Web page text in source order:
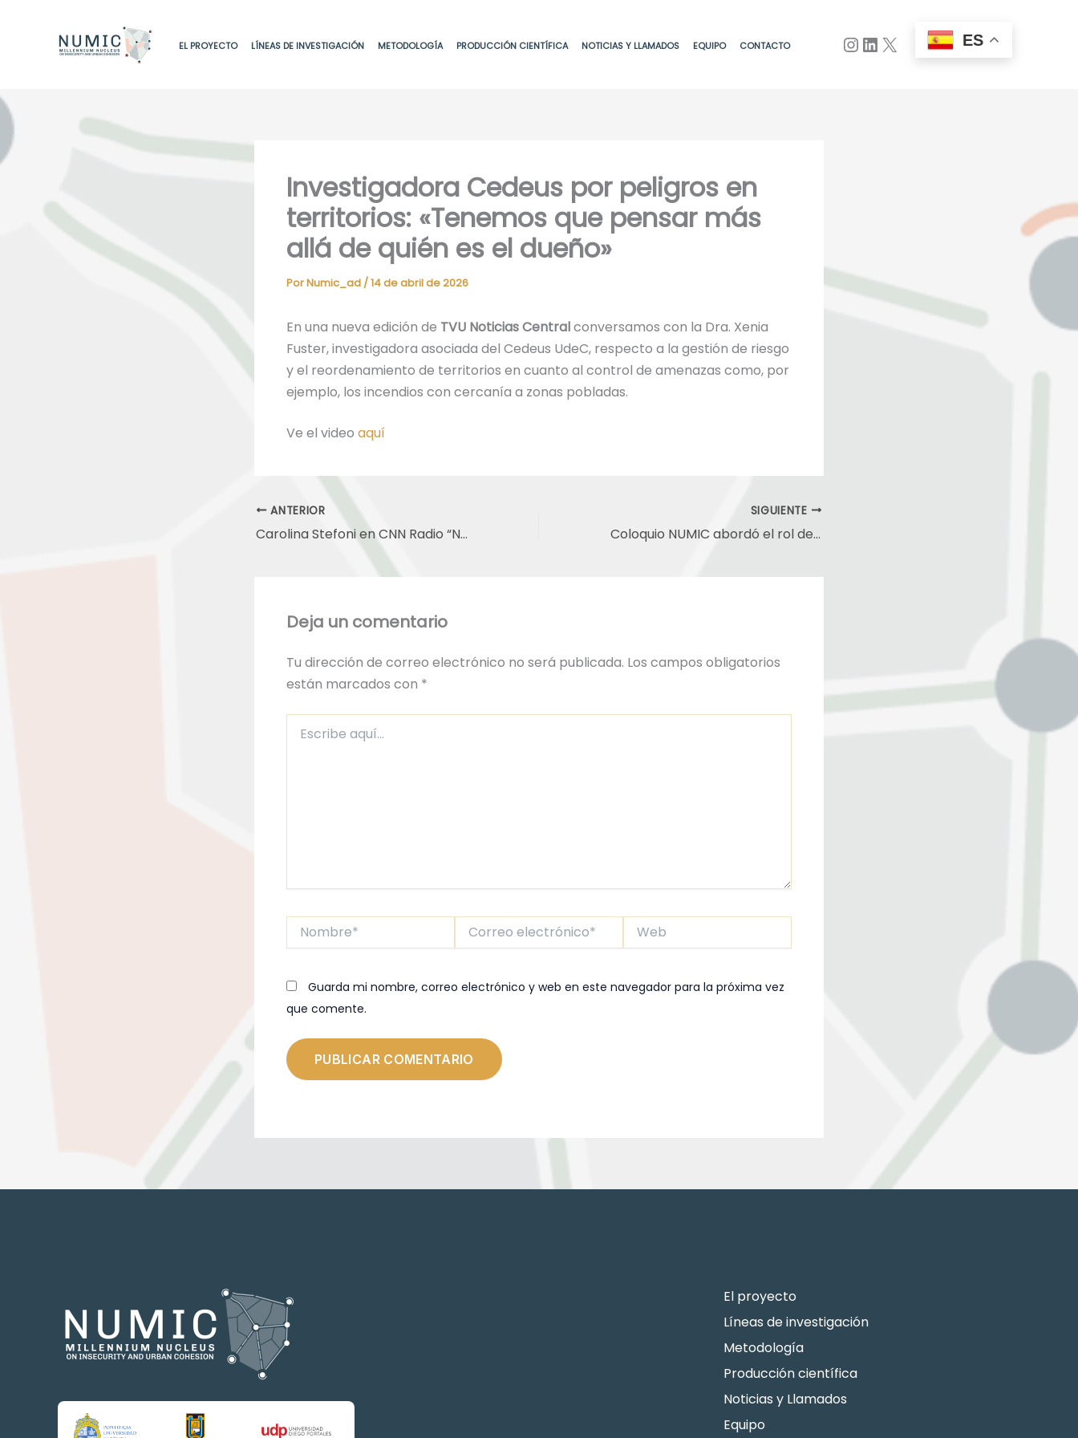
contenido
EL PROYECTO LÍNEAS DE INVESTIGACIÓN METODOLOGÍA PRODUCCIÓN CIENTÍFICA NOTICIAS Y LLAMADOS EQUIPO CONTACTO ES
Investigadora Cedeus por peligros en
territorios: «Tenemos que pensar más
allá de quién es el dueño»
PorNumic_ad /14 de abril de 2026
En una nueva edición de TVU Noticias Centralconversamos con la Dra. Xenia
Fuster, investigadora asociada del Cedeus UdeC, respecto a la gestión de riesgo
y el reordenamiento de territorios en cuanto al control de amenazas como, por
ejemplo, los incendios con cercanía a zonas pobladas.
Ve el video aquí
ANTERIOR
Carolina Stefoni en CNN Radio “No se debe criminalizar la migración ni reducir la seguridad a una lógica de frontera”
SIGUIENTE
Coloquio NUMIC abordó el rol del derecho en la producción del espacio y sus efectos en comunidades marginadas
Deja un comentario
Tu dirección de correo electrónico no será publicada. Los campos obligatorios
están marcados con *
aquí...
Nombre*
electrónico*
Guarda mi nombre, correo electrónico y web en este navegador para la próxima vez
que comente.
El proyecto
Líneas de investigación
Metodología
Producción científica
Noticias y Llamados
Equipo